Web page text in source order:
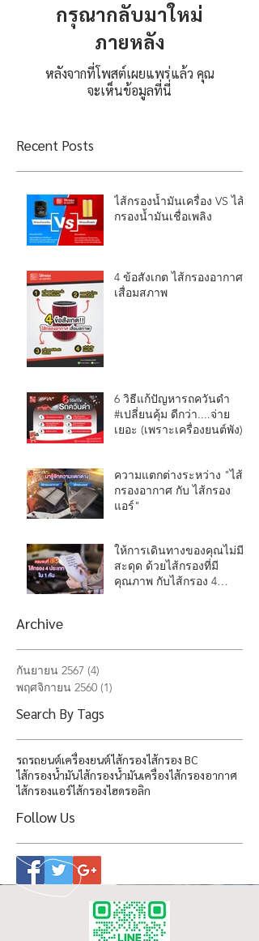
กรุณากลับมาใหม่
ภายหลัง
หลังจากที่โพสต์เผยแพร่แล้ว คุณ
จะเห็นข้อมูลที่นี่
Recent Posts
ไส้กรองน้ำมันเครื่อง VS ไส้
กรองน้ำมันเชื่อเพลิง
4 ข้อสังเกต ไส้กรองอากาศ
เสื่อมสภาพ
6 วิธีแก้ปัญหารถควันดำ
#เปลี่ยนคุ้ม ดีกว่า....จ่าย
เยอะ (เพราะเครื่องยนต์พัง)
ความแตกต่างระหว่าง "ไส้
กรองอากาศ กับ ไส้กรอง
แอร์"
ให้การเดินทางของคุณไม่มี
สะดุด ด้วยไส้กรองที่มี
คุณภาพ กับไส้กรอง 4
Archive
กันยายน 2567 (4)
พฤศจิกายน 2560 (1)
Search By Tags
รถรถยนต์เครื่องยนต์ไส้กรองไส้กรอง BC
ไส้กรองน้ำมันไส้กรองน้ำมันเครื่องไส้กรองอากาศ
ไส้กรองแอร์่ไส้กรองไฮดรอลิก
Follow Us